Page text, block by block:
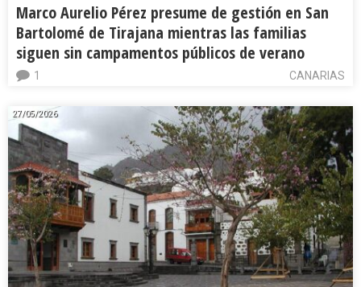
Marco Aurelio Pérez presume de gestión en San
Bartolomé de Tirajana mientras las familias
siguen sin campamentos públicos de verano
CANARIAS
1
27/05/2026